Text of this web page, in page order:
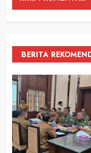
BERITA